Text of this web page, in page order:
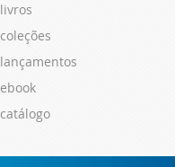
livros
coleções
lançamentos
ebook
catálogo